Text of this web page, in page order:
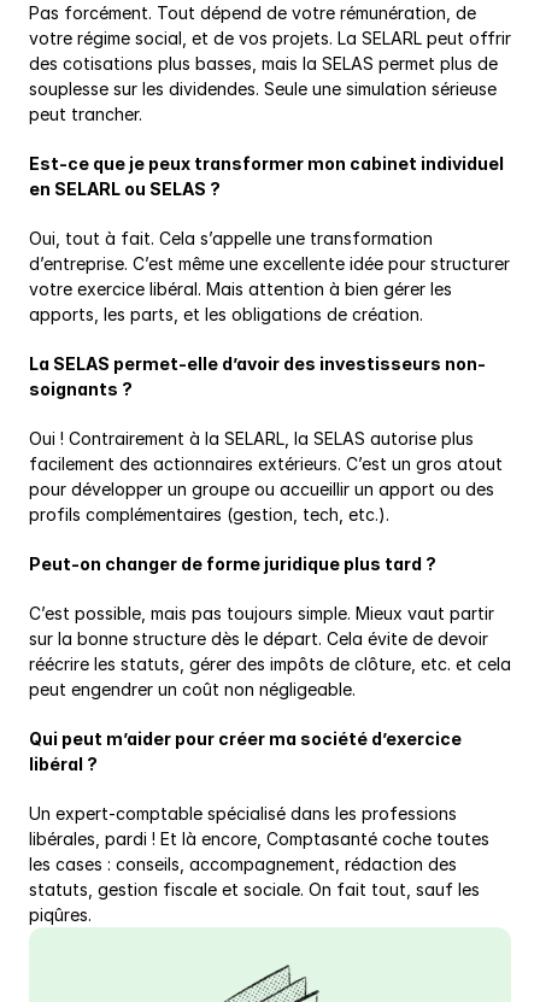
Pas forcément. Tout dépend de votre rémunération, de
votre régime social, et de vos projets. La SELARL peut offrir
des cotisations plus basses, mais la SELAS permet plus de
souplesse sur les dividendes. Seule une simulation sérieuse
peut trancher.
Est-ce que je peux transformer mon cabinet individuel
en SELARL ou SELAS ?
Oui, tout à fait. Cela s’appelle une transformation
d’entreprise. C’est même une excellente idée pour structurer
votre exercice libéral. Mais attention à bien gérer les
apports, les parts, et les obligations de création.
La SELAS permet-elle d’avoir des investisseurs non-
soignants ?
Oui ! Contrairement à la SELARL, la SELAS autorise plus
facilement des actionnaires extérieurs. C’est un gros atout
pour développer un groupe ou accueillir un apport ou des
profils complémentaires (gestion, tech, etc.).
Peut-on changer de forme juridique plus tard ?
C’est possible, mais pas toujours simple. Mieux vaut partir
sur la bonne structure dès le départ. Cela évite de devoir
réécrire les statuts, gérer des impôts de clôture, etc. et cela
peut engendrer un coût non négligeable.
Qui peut m’aider pour créer ma société d’exercice
libéral ?
Un expert-comptable spécialisé dans les professions
libérales, pardi ! Et là encore, Comptasanté coche toutes
les cases : conseils, accompagnement, rédaction des
statuts, gestion fiscale et sociale. On fait tout, sauf les
piqûres.